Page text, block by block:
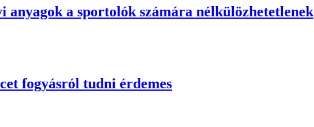
anyagok a sportolók számára nélkülözhetetlenek
fogyásról tudni érdemes